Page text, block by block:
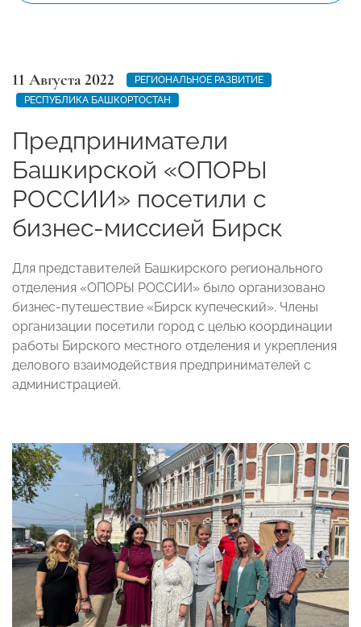
11 Августа 2022
РЕГИОНАЛЬНОЕ РАЗВИТИЕ
РЕСПУБЛИКА БАШКОРТОСТАН
Предприниматели
Башкирской «ОПОРЫ
РОССИИ» посетили с
бизнес-миссией Бирск
Для представителей Башкирского регионального
отделения «ОПОРЫ РОССИИ» было организовано
бизнес-путешествие «Бирск купеческий». Члены
организации посетили город с целью координации
работы Бирского местного отделения и укрепления
делового взаимодействия предпринимателей с
администрацией.